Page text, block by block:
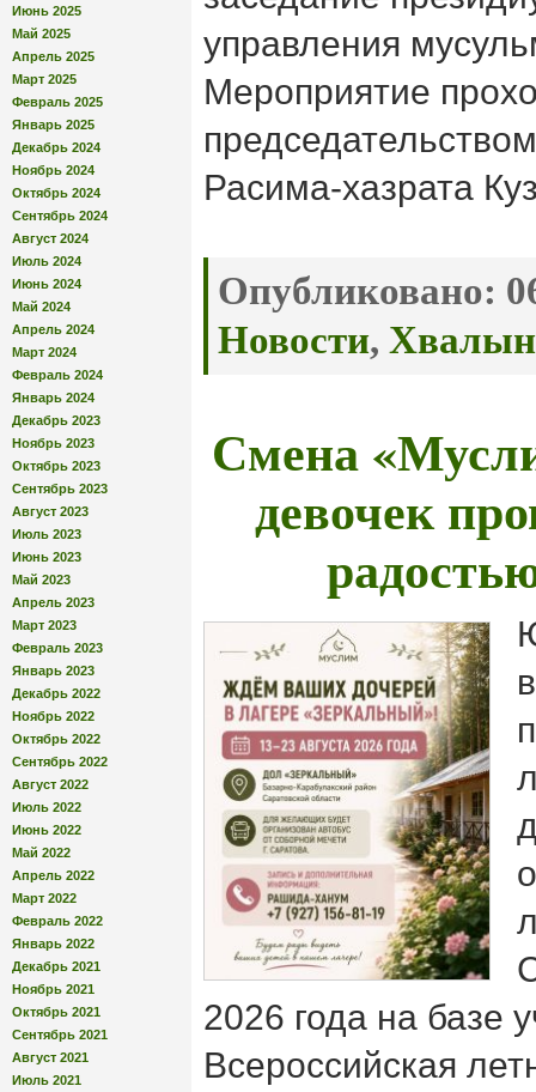
Июнь 2025
Май 2025
Апрель 2025
Март 2025
Февраль 2025
Январь 2025
Декабрь 2024
Ноябрь 2024
Октябрь 2024
Сентябрь 2024
Август 2024
Июль 2024
Июнь 2024
Май 2024
Апрель 2024
Март 2024
Февраль 2024
Январь 2024
Декабрь 2023
Ноябрь 2023
Октябрь 2023
Сентябрь 2023
Август 2023
Июль 2023
Июнь 2023
Май 2023
Апрель 2023
Март 2023
Февраль 2023
Январь 2023
Декабрь 2022
Ноябрь 2022
Октябрь 2022
Сентябрь 2022
Август 2022
Июль 2022
Июнь 2022
Май 2022
Апрель 2022
Март 2022
Февраль 2022
Январь 2022
Декабрь 2021
Ноябрь 2021
Октябрь 2021
Сентябрь 2021
Август 2021
Июль 2021
управления
Мероприятие
Расима-хазрата
Опубликовано:
Новости,
Смена
девочек
2026 года на базе
Всероссийская